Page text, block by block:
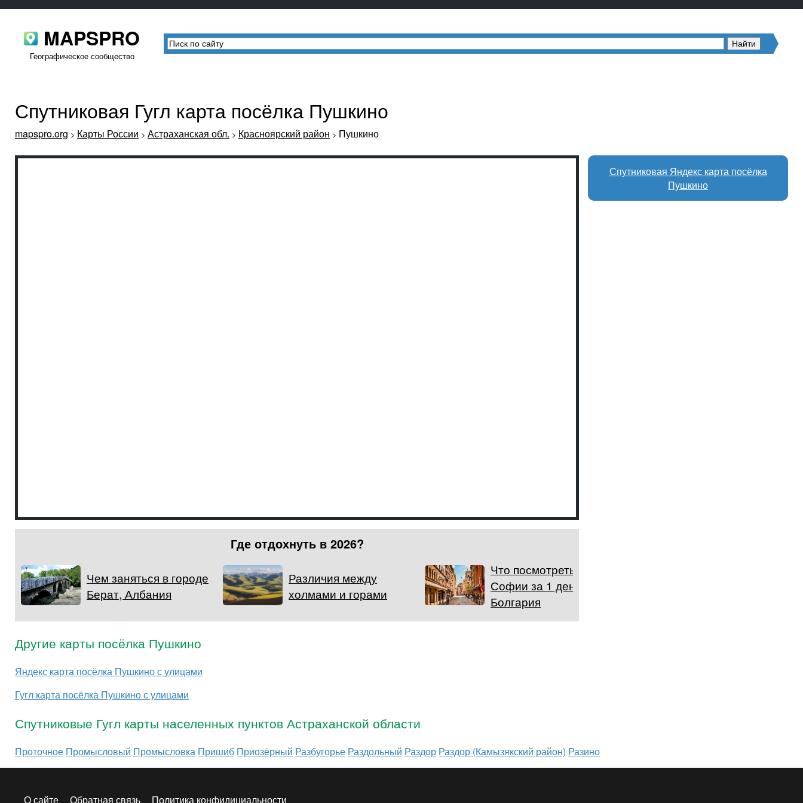
MAPSPRO
Географическое сообщество
Спутниковая Гугл карта посёлка Пушкино
mapspro.org > Карты России > Астраханская обл. > Красноярский район > Пушкино
Где отдохнуть в 2026?
Чем заняться в городе
Берат, Албания
Различия между
холмами и горами
Что посмотреть в
Софии за 1 день,
Болгария
Спутниковая Яндекс карта посёлка
Пушкино
Другие карты посёлка Пушкино
Яндекс карта посёлка Пушкино с улицами
Гугл карта посёлка Пушкино с улицами
Спутниковые Гугл карты населенных пунктов Астраханской области
Проточное Промысловый Промысловка Пришиб Приозёрный Разбугорье Раздольный Раздор Раздор (Камызякский район) Разино
О сайте Обратная связь Политика конфидициальности